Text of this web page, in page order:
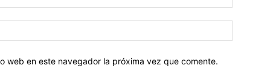
web:
web en este navegador la próxima vez que comente.